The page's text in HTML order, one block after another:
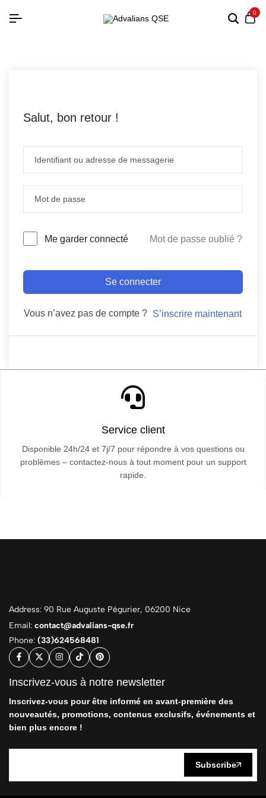
0
Salut, bon retour !
Me garder connecté Mot de passe oublié ?
Se connecter
Vous n’avez pas de compte ? S’inscrire maintenant
Service client
Disponible 24h/24 et 7j/7 pour répondre à vos questions ou
problèmes – contactez-nous à tout moment pour un support
rapide.
Address: 90 Rue Auguste Pégurier, 06200 Nice
Email: contact@advalians-qse.fr
Phone: (33)624568481
Inscrivez-vous à notre newsletter
Inscrivez-vous pour être informé en avant-première des
nouveautés, promotions, contenus exclusifs, événements et
bien plus encore !
Subscribe